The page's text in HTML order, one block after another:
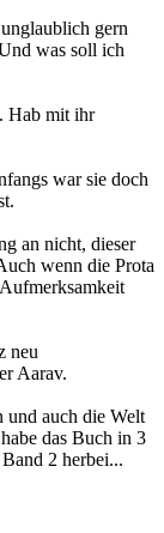
gern
was soll ich
Hab mit ihr
war sie doch
an nicht, dieser
wenn die Prota
neu
Aarav.
und auch die Welt
das Buch in 3
2 herbei...